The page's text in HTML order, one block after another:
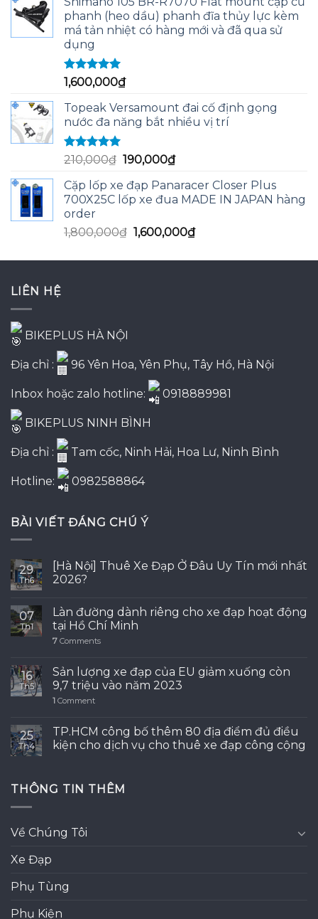
là:
30,000,000₫.
tại
là:
25,900,000₫.
phanh (heo dầu) phanh đĩa thủy lực kèm
má tản nhiệt có hàng mới và đã qua sử
dụng
Được xếp
hạng
5.00
sao
1,600,000₫
Topeak Versamount đai cố định gọng
nước đa năng bắt nhiều vị trí
Được xếp
hạng
sao
210,000₫ Giá
là:
210,000₫.
190,000₫Giá
tại
là:
Cặp lốp xe đạp Panaracer Closer Plus
700X25C lốp xe đua MADE IN JAPAN hàng
order
1,800,000₫ Giá
là:
1,600,000₫Giá
tại
LIÊN HỆ
BIKEPLUS HÀ NỘI
Địa chỉ : 96 Yên Hoa, Yên Phụ, Tây Hồ, Hà Nội
Inbox hoặc zalo hotline: 0918889981
BIKEPLUS NINH BÌNH
Địa chỉ : Tam cốc, Ninh Hải, Hoa Lư, Ninh Bình
Hotline: 0982588864
BÀI VIẾT ĐÁNG CHÚ Ý
29
Th6
[Hà Nội] Thuê Xe Đạp Ở Đâu Uy Tín mới nhất
2026?
07
Th1
Làn đường dành riêng cho xe đạp hoạt động
tại Hồ Chí Minh
7 Comments
16
Th5
Sản lượng xe đạp của EU giảm xuống còn
9,7 triệu vào năm 2023
1 Comment
25
Th4
TP.HCM công bố thêm 80 địa điểm đủ điều
kiện cho dịch vụ cho thuê xe đạp công cộng
THÔNG TIN THÊM
Về Chúng Tôi
Xe Đạp
Phụ Tùng
Phụ Kiện